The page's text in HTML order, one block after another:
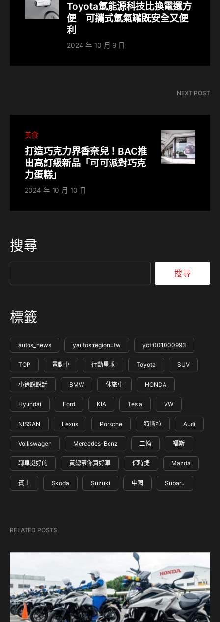
Toyota氫能源科技比換電還方
便 可攜式氫氣罐既安全又便
利
2024 年 10 月 9 日
NEXT POST
美食
打造巧克力界香奈兒！BAC推
出高訂級新品「可可派對巧克
力蛋糕」
2024 年 10 月 10 日
搜尋
搜尋
標籤
autos_news yautos:region=tw yct:001000993
TOP 電動車 行動星球 Toyota SUV
小徐說說話 BMW 休旅車 HONDA
Hyundai Ford KIA Tesla VW
NISSAN Lexus Porsche 特斯拉 Audi
Volkswagen Mercedes-Benz 二輪 福斯
聊車挺好的 黃總帶你買好車 保時捷 Mazda
賓士 Skoda Suzuki 中國 Subaru
RELATED POSTS